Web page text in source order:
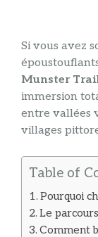
Si vous avez
Munster
immersion
entre vallées
villages
Table of
Pourquoi
Le
Comment